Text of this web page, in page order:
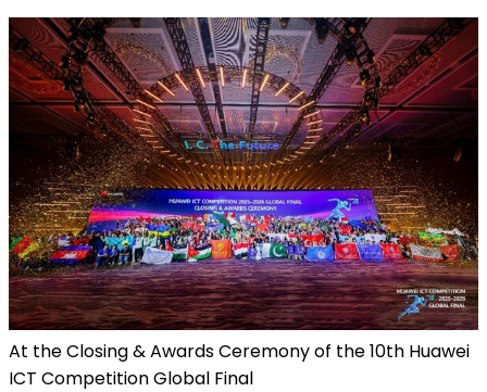
At the Closing & Awards Ceremony of the 10th Huawei
ICT Competition Global Final